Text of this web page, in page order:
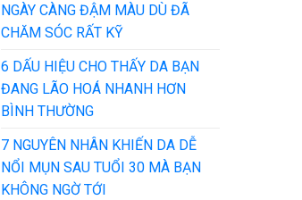
NGÀY CÀNG ĐẬM MÀU DÙ ĐÃ
CHĂM SÓC RẤT KỸ
6 DẤU HIỆU CHO THẤY DA BẠN
ĐANG LÃO HOÁ NHANH HƠN
BÌNH THƯỜNG
7 NGUYÊN NHÂN KHIẾN DA DỄ
NỔI MỤN SAU TUỔI 30 MÀ BẠN
KHÔNG NGỜ TỚI